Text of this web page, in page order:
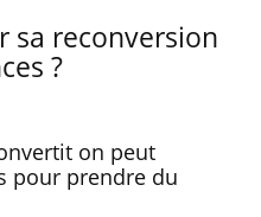
sa reconversion
?
on peut
pour prendre du